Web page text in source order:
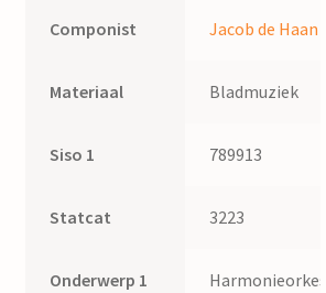
Componist Jacob de Haan
Materiaal Bladmuziek
Siso 1 789913
Statcat 3223
Onderwerp 1 Harmonieorkest